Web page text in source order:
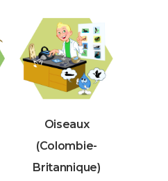
Oiseaux
(Colombie-
Britannique)